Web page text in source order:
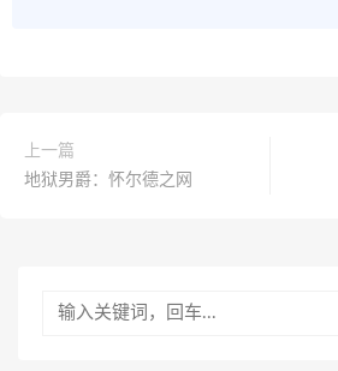
上一篇
地狱男爵：怀尔德之网